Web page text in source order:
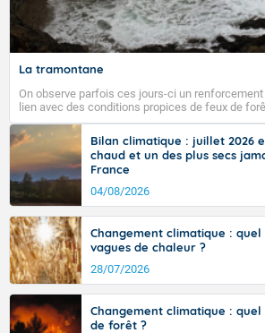
La tramontane
On observe parfois ces jours-ci un
lien avec des conditions propices de feux de
tramontane ? Quelles sont ses caractéristiques
vent turbulent soufflant de secteur nord-ouest à
ouest, dans un secteur qui part du Roussillon à la
l’ouest de l’Hérault. L’étymologie de ce vent
signifiant au-delà des monts, en allusion aux
d’où provient ce vent.
Bilan climatique : juillet 2026
chaud et un des plus secs
France
04/08/2026
Changement climatique :
vagues de chaleur ?
28/07/2026
Changement climatique :
de forêt ?